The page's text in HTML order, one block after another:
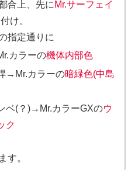
合上、先に Mr.サーフェイ
け。
指定通りに
カラーの機体内部色
→Mr.カラーの暗緑色(中島
ベ(？)→Mr.カラーGXのウ
ク
す。